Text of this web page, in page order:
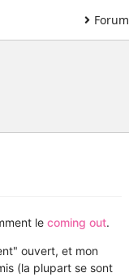
Forum
le coming out.
ouvert, et mon
(la plupart se sont